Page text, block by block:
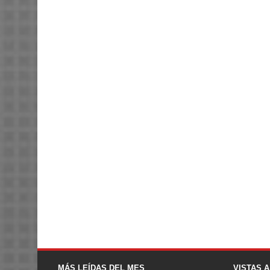
MÁS LEÍDAS DEL MES VISTAS